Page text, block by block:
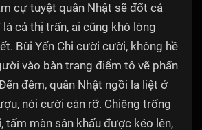
cự tuyệt quân Nhật sẽ đốt cả
cả thị trấn, ai cũng khó lòng
Bùi Yến Chi cười cười, không hề
vào bàn trang điểm tô vẽ phấn
đêm, quân Nhật ngồi la liệt ở
nói cười càn rỡ. Chiêng trống
tấm màn sân khấu được kéo lên,